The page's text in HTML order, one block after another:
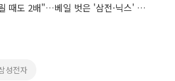
"오를 때도 2배, 내릴 때도 2배"…베일 벗은 '삼전·닉스' 단일종목 ETF 사흘간 27.8조 거래
성전자